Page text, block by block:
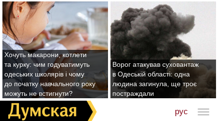
Хочуть макарони, котлети
та курку: чим годуватимуть
одеських школярів і чому
до початку навчального року
можуть не встигнути?
Ворог атакував суховантаж
в Одеській області: одна
людина загинула, ще троє
постраждали
рус